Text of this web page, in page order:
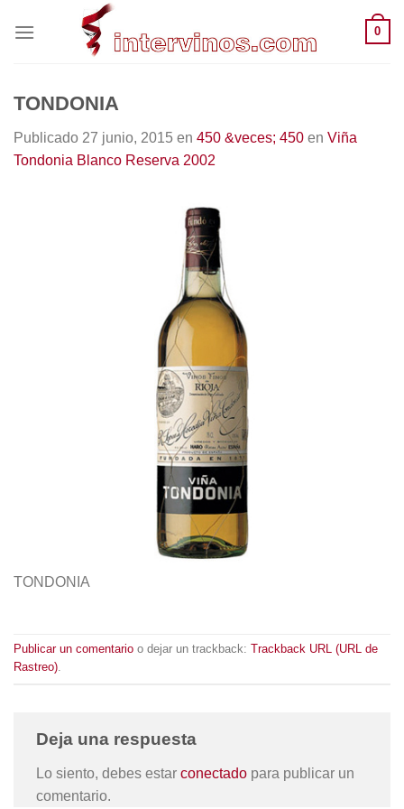
0
TONDONIA
Publicado 27 junio, 2015 en 450 &veces; 450 en Viña
Tondonia Blanco Reserva 2002
TONDONIA
Publicar un comentario o dejar un trackback: Trackback URL (URL de
Rastreo).
Deja una respuesta
Lo siento, debes estar conectado para publicar un
comentario.